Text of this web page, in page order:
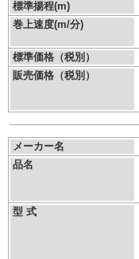
標準揚程(m)
巻上速度(m/分)
標準価格（税別）
販売価格（税別）
メーカー名
品名
型 式